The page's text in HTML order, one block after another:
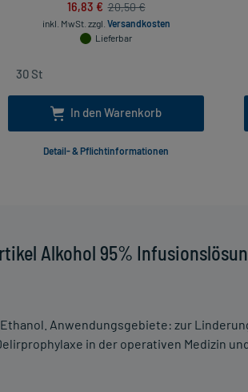
Alkohol 95%
Anwendungsgebiete: zur
in der operativen Medizin
16,83 € 20,50 €
inkl. MwSt. zzgl. Versandkosten
Lieferbar
In den Warenkorb
Detail- & Pflichtinformationen